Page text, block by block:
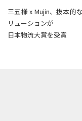
三五様 x Mujin、抜本的
リューションが
日本物流大賞を受賞